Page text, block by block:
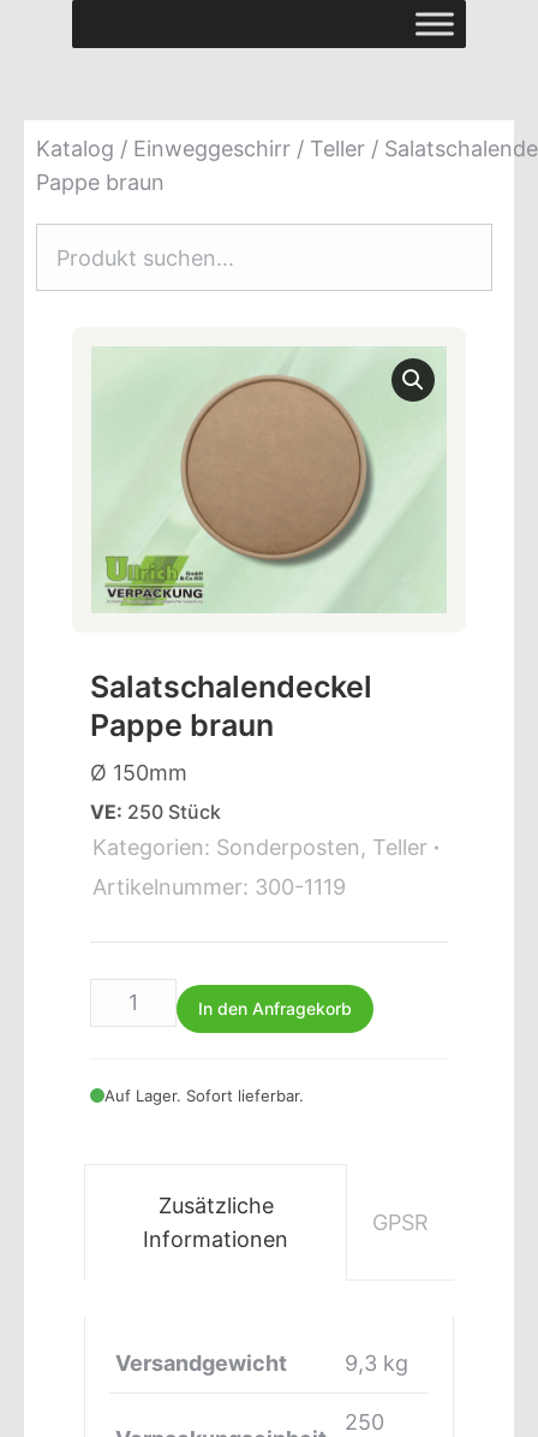
Katalog / Einweggeschirr / Teller /
Pappe braun
Salatschalendeckel
Pappe braun
Ø 150mm
VE: 250 Stück
Kategorien: Sonderposten, Teller
Artikelnummer: 300-1119
In den Anfragekorb
Auf Lager. Sofort lieferbar.
Zusätzliche
Informationen
GPSR
Versandgewicht 9,3 kg
250